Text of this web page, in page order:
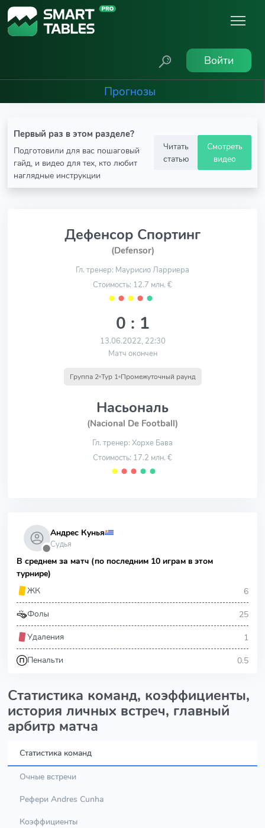
Войти
Прогнозы
Первый раз в этом разделе?
Подготовили для вас пошаговый
гайд, и видео для тех, кто любит
наглядные инструкции
Читать
статью
Смотреть
видео
Дефенсор Спортинг
(Defensor)
Гл. тренер: Маурисио Ларриера
Стоимость: 12.7 млн. €
⬤ ⬤ ⬤ ⬤ ⬤
0 : 1
13.06.2022, 22:30
Матч окончен
Группа 2 Тур 1 Промежуточный раунд
Насьональ
(Nacional De Football)
Гл. тренер: Хорхе Бава
Стоимость: 17.2 млн. €
⬤ ⬤ ⬤ ⬤ ⬤
⬤
Андрес Кунья
Судья
В среднем за матч (по последним 10 играм в этом
турнире)
ЖК
6
Фолы 25
Удаления 1
Пенальти 0.5
Статистика команд, коэффициенты,
история личных встреч, главный
арбитр матча
Статистика команд
Очные встречи
Рефери Andres Cunha
Коэффициенты